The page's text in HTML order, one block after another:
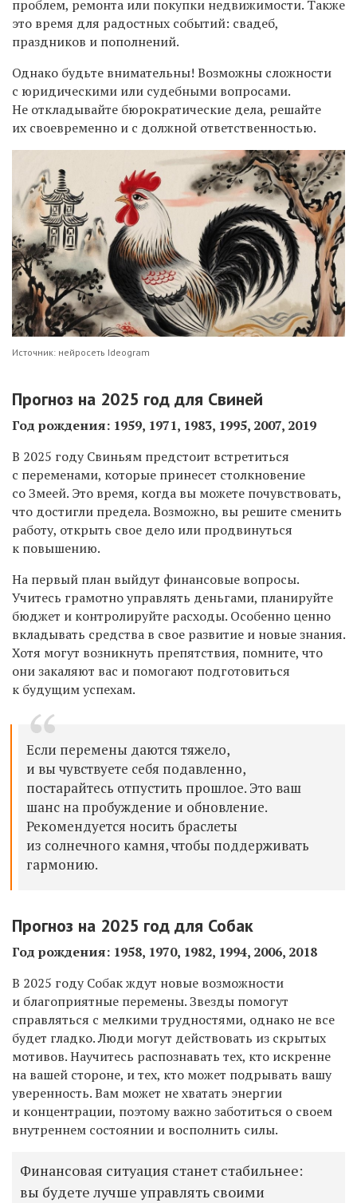
проблем, ремонта или покупки недвижимости. Также
это время для радостных событий: свадеб,
праздников и пополнений.
Однако будьте внимательны! Возможны сложности
с юридическими или судебными вопросами.
Не откладывайте бюрократические дела, решайте
их своевременно и с должной ответственностью.
Источник: нейросеть Ideogram
Прогноз на 2025 год для Свиней
Год рождения: 1959, 1971, 1983, 1995, 2007, 2019
В 2025 году Свиньям предстоит встретиться
с переменами, которые принесет столкновение
со Змеей. Это время, когда вы можете почувствовать,
что достигли предела. Возможно, вы решите сменить
работу, открыть свое дело или продвинуться
к повышению.
На первый план выйдут финансовые вопросы.
Учитесь грамотно управлять деньгами, планируйте
бюджет и контролируйте расходы. Особенно ценно
вкладывать средства в свое развитие и новые знания.
Хотя могут возникнуть препятствия, помните, что
они закаляют вас и помогают подготовиться
к будущим успехам.
Если перемены даются тяжело,
и вы чувствуете себя подавленно,
постарайтесь отпустить прошлое. Это ваш
шанс на пробуждение и обновление.
Рекомендуется носить браслеты
из солнечного камня, чтобы поддерживать
гармонию.
Прогноз на 2025 год для Собак
Год рождения: 1958, 1970, 1982, 1994, 2006, 2018
В 2025 году Собак ждут новые возможности
и благоприятные перемены. Звезды помогут
справляться с мелкими трудностями, однако не все
будет гладко. Люди могут действовать из скрытых
мотивов. Научитесь распознавать тех, кто искренне
на вашей стороне, и тех, кто может подрывать вашу
уверенность. Вам может не хватать энергии
и концентрации, поэтому важно заботиться о своем
внутреннем состоянии и восполнить силы.
Финансовая ситуация станет стабильнее:
вы будете лучше управлять своими